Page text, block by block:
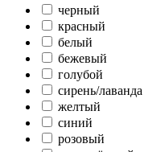
черный
красный
белый
бежевый
голубой
сирень/лаванда
желтый
синий
розовый